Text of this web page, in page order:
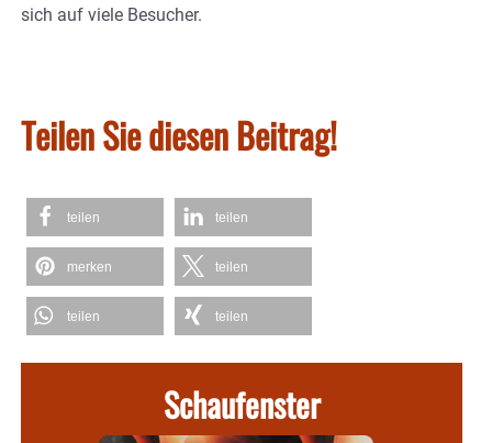
sich auf viele Besucher.
Teilen Sie diesen Beitrag!
teilen teilen
merken teilen
teilen teilen
Schaufenster